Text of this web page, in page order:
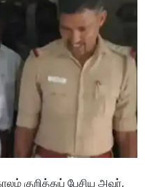
குறித்துப் பேசிய அவர்,